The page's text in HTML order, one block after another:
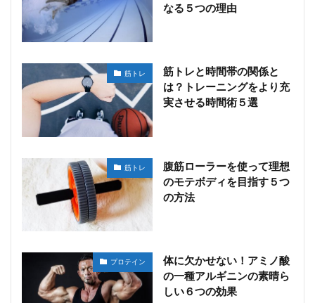
なる５つの理由
筋トレ
筋トレと時間帯の関係と
は？トレーニングをより充
実させる時間術５選
筋トレ
腹筋ローラーを使って理想
のモテボディを目指す５つ
の方法
プロテイン
体に欠かせない！アミノ酸
の一種アルギニンの素晴ら
しい６つの効果